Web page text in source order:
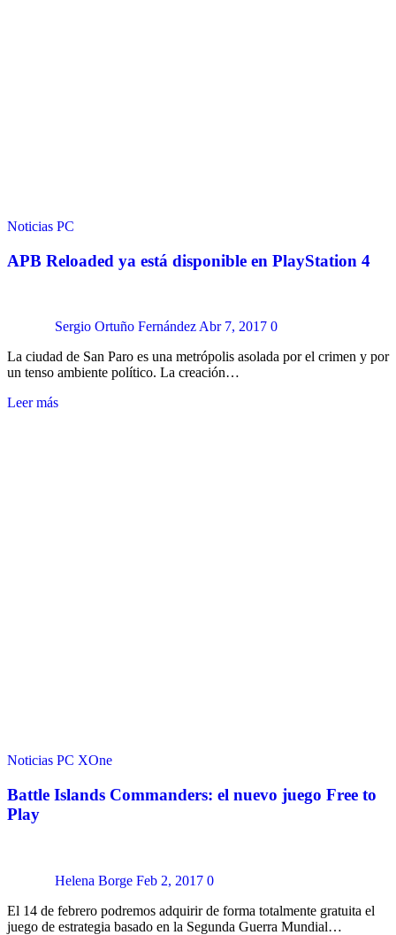
Noticias PC
APB Reloaded ya está disponible en PlayStation 4
Sergio Ortuño FernándezAbr 7, 2017 0
La ciudad de San Paro es una metrópolis asolada por el crimen y por
un tenso ambiente político. La creación…
Leer más
Noticias PC XOne
Battle Islands Commanders: el nuevo juego Free to
Play
Helena Borge Feb 2, 2017 0
El 14 de febrero podremos adquirir de forma totalmente gratuita el
juego de estrategia basado en la Segunda Guerra Mundial…